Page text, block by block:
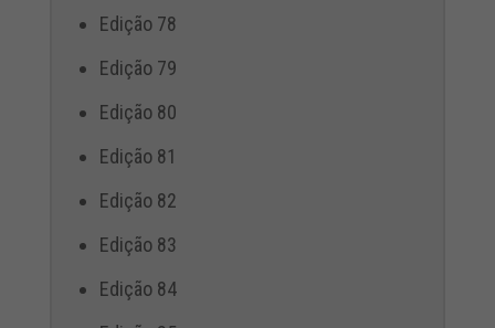
Edição 78
Edição 79
Edição 80
Edição 81
Edição 82
Edição 83
Edição 84